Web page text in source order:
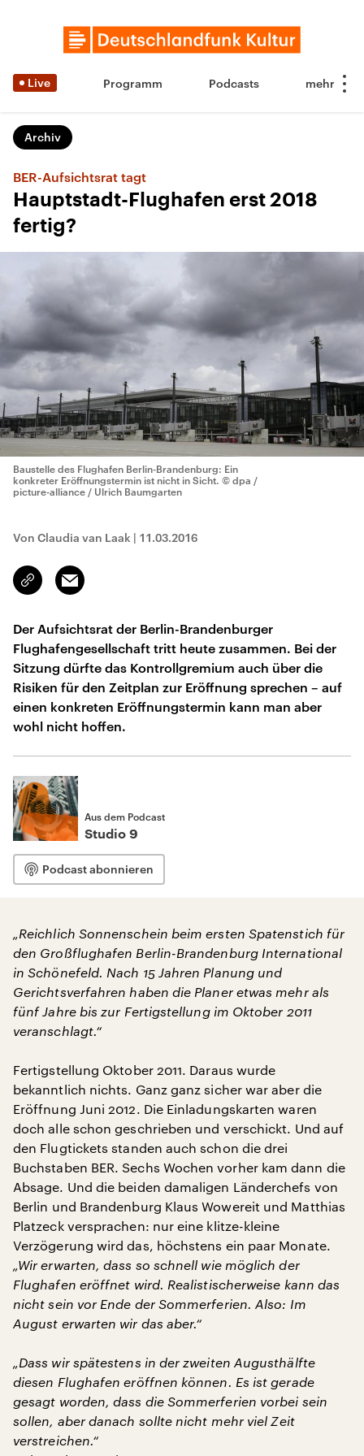
Live Programm Podcasts
Archiv
BER-Aufsichtsrat tagt
Hauptstadt-Flughafen erst 2018
fertig?
Baustelle des Flughafen Berlin-Brandenburg: Ein
konkreter Eröffnungstermin ist nicht in Sicht. © dpa /
picture-alliance / Ulrich Baumgarten
Von Claudia van Laak | 11.03.2016
Link
kopieren/teilen
Email
Der Aufsichtsrat der Berlin-Brandenburger
Flughafengesellschaft tritt heute zusammen. Bei der
Sitzung dürfte das Kontrollgremium auch über die
Risiken für den Zeitplan zur Eröffnung sprechen – auf
einen konkreten Eröffnungstermin kann man aber
wohl nicht hoffen.
Aus dem Podcast
Studio 9
Podcast abonnieren
„Reichlich Sonnenschein beim ersten Spatenstich für
den Großflughafen Berlin-Brandenburg International
in Schönefeld. Nach 15 Jahren Planung und
Gerichtsverfahren haben die Planer etwas mehr als
fünf Jahre bis zur Fertigstellung im Oktober 2011
veranschlagt.“
Fertigstellung Oktober 2011. Daraus wurde
bekanntlich nichts. Ganz ganz sicher war aber die
Eröffnung Juni 2012. Die Einladungskarten waren
doch alle schon geschrieben und verschickt. Und auf
den Flugtickets standen auch schon die drei
Buchstaben BER. Sechs Wochen vorher kam dann die
Absage. Und die beiden damaligen Länderchefs von
Berlin und Brandenburg Klaus Wowereit und Matthias
Platzeck versprachen: nur eine klitze-kleine
Verzögerung wird das, höchstens ein paar Monate.
„Wir erwarten, dass so schnell wie möglich der
Flughafen eröffnet wird. Realistischerweise kann das
nicht sein vor Ende der Sommerferien. Also: Im
August erwarten wir das aber.“
„Dass wir spätestens in der zweiten Augusthälfte
diesen Flughafen eröffnen können. Es ist gerade
gesagt worden, dass die Sommerferien vorbei sein
sollen, aber danach sollte nicht mehr viel Zeit
verstreichen.“